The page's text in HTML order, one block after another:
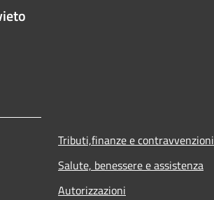
Tributi,finanze e contravvenzioni
Salute, benessere e assistenza
Autorizzazioni